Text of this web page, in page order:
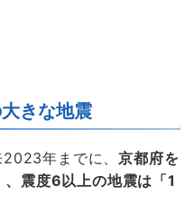
きな地震
2023年までに、京都府を
震度6以上の地震は「1